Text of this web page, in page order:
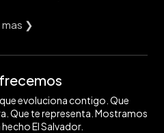
mas ❯
evoluciona contigo. Que
Que te representa. Mostramos
El Salvador.